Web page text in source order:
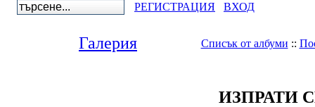
РЕГИСТРАЦИЯ
ВХОД
Галерия Списък от албуми ::
ИЗПРАТИ